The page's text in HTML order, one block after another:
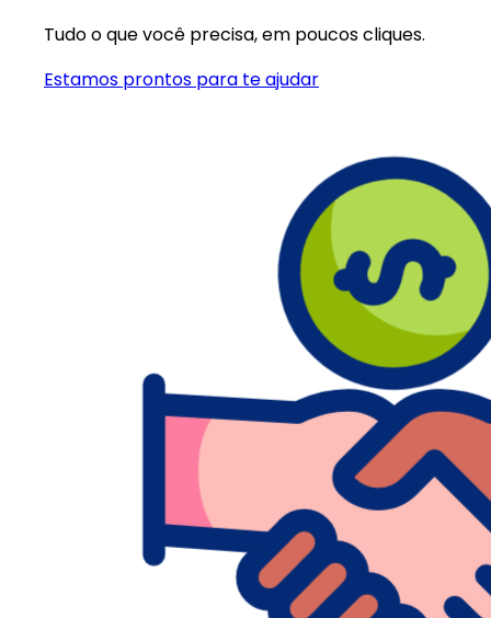
Tudo o que você precisa, em poucos cliques.
Estamos prontos para te ajudar